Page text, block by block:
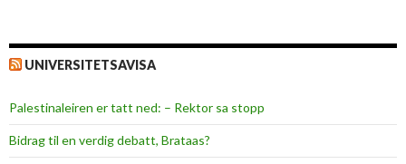
UNIVERSITETSAVISA
Palestinaleiren er tatt ned: – Rektor sa stopp
Bidrag til en verdig debatt, Brataas?